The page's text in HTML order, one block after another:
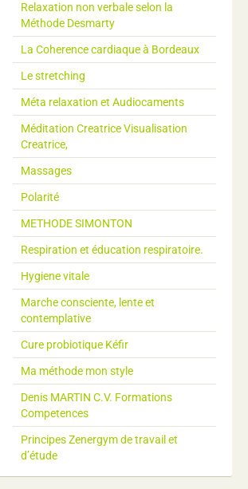
Relaxation non verbale selon la
Méthode Desmarty
La Coherence cardiaque à Bordeaux
Le stretching
Méta relaxation et Audiocaments
Méditation Creatrice Visualisation
Creatrice,
Massages
Polarité
METHODE SIMONTON
Respiration et éducation respiratoire.
Hygiene vitale
Marche consciente, lente et
contemplative
Cure probiotique Kéfir
Ma méthode mon style
Denis MARTIN C.V. Formations
Competences
Principes Zenergym de travail et
d’étude